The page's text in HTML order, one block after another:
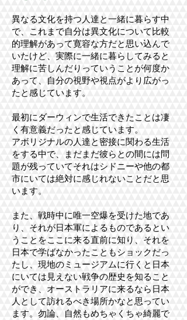
異なる文化を持つ人達と一緒に暮らす中
で、これまで自分は異文化について比較
的理解があって寛容な方だと思い込んで
いたけど、実際に一緒に暮らしてみると
理解に苦しんだりっていうことが何度か
あって、自分の視野や視点がより広がっ
たと感じています。
最初にダーウィンで生活できたことは凄
く有意義だったと感じています。
アボリジナルの人達と密接に関わる生活
をする中で、まだまだ彼らとの間には問
題が残っていてそれはシドニーや他の都
市にいては絶対に感じれないことだと思
います。
また、戦時中に唯一空爆を受けた地であ
り、それが日本軍によるものであるとい
うことをここに来る直前に知り、それを
日本で学ばなかったこともショックだっ
たし、現地のミュージアムに行くと日本
にいては見えない戦争の歴史を知ること
ができ、オーストラリアに来るなら日本
人として訪れるべき場所かなと思ってい
ます。勿論、自然もめちゃくちゃ綺麗で